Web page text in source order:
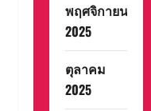
พฤศจิกายน
2025
ตุลาคม
2025